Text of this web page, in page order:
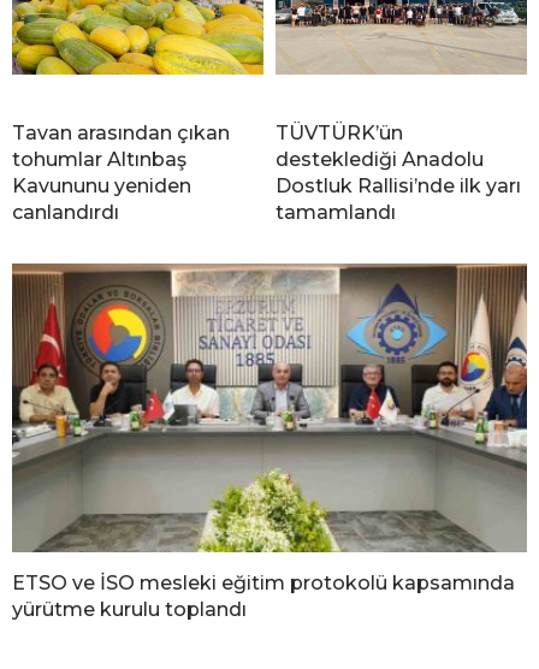
Tavan arasından çıkan
tohumlar Altınbaş
Kavununu yeniden
canlandırdı
TÜVTÜRK’ün
desteklediği Anadolu
Dostluk Rallisi’nde ilk yarı
tamamlandı
ETSO ve İSO mesleki eğitim protokolü kapsamında
yürütme kurulu toplandı